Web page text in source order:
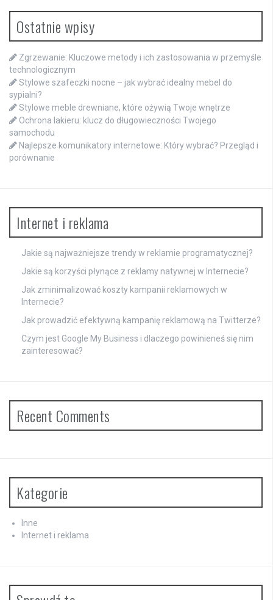
Ostatnie wpisy
Zgrzewanie: Kluczowe metody i ich zastosowania w przemyśle
technologicznym
Stylowe szafeczki nocne – jak wybrać idealny mebel do
sypialni?
Stylowe meble drewniane, które ożywią Twoje wnętrze
Ochrona lakieru: klucz do długowieczności Twojego
samochodu
Najlepsze komunikatory internetowe: Który wybrać? Przegląd i
porównanie
Internet i reklama
Jakie są najważniejsze trendy w reklamie programatycznej?
Jakie są korzyści płynące z reklamy natywnej w Internecie?
Jak zminimalizować koszty kampanii reklamowych w
Internecie?
Jak prowadzić efektywną kampanię reklamową na Twitterze?
Czym jest Google My Business i dlaczego powinieneś się nim
zainteresować?
Recent Comments
Kategorie
Inne
Internet i reklama